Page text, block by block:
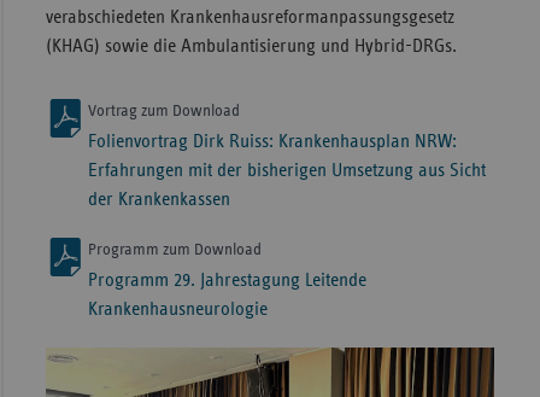
verabschiedeten Krankenhausreformanpassungsgesetz
(KHAG) sowie die Ambulantisierung und Hybrid-DRGs.
Vortrag zum Download
Folienvortrag Dirk Ruiss: Krankenhausplan NRW:
Erfahrungen mit der bisherigen Umsetzung aus Sicht
der Krankenkassen
Programm zum Download
Programm 29. Jahrestagung Leitende
Krankenhausneurologie